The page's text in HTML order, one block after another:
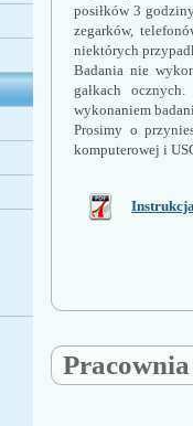
posiłków 3
zegarków,
niektórych
Badania nie
gałkach
wykonaniem
Prosimy o
komputerowej i